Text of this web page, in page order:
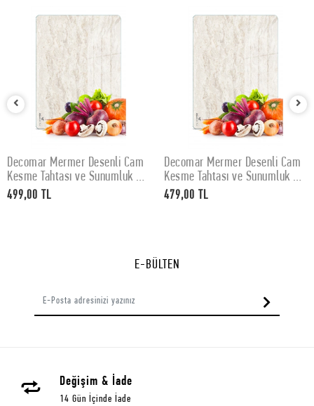
SEPETE EKLE
Decomar Mermer Desenli Cam
Kesme Tahtası ve Sunumluk 30
x 40 cm
499,00 TL
SEPETE EKLE
Decomar Mermer Desenli Cam
Kesme Tahtası ve Sunumluk 25
x 35 cm
479,00 TL
E-BÜLTEN
Değişim & İade
14 Gün İçinde İade